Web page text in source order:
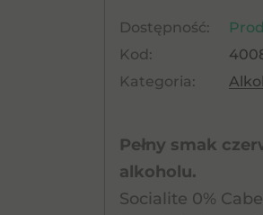
Dostępność:
Kod:
Kategoria:
Pełny smak
alkoholu.
Socialite 0%